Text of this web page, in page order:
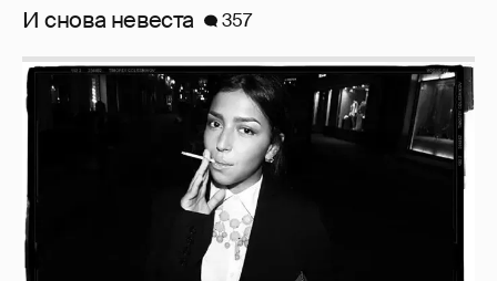
Рублёвские дочки 187